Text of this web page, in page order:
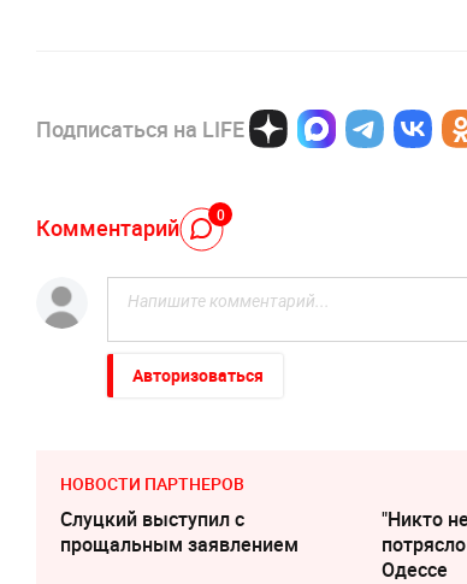
Подписаться на LIFE
Комментарий 0
Авторизоваться
НОВОСТИ ПАРТНЕРОВ
Слуцкий выступил с
прощальным заявлением
"Никто
Одессе